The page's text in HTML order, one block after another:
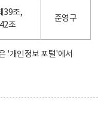
39조,
조
준영구
'개인정보 포털'에서